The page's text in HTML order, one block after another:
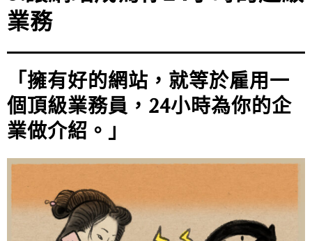
業務
「擁有好的網站，就等於雇用一
個頂級業務員，24小時為你的企
業做介紹。」